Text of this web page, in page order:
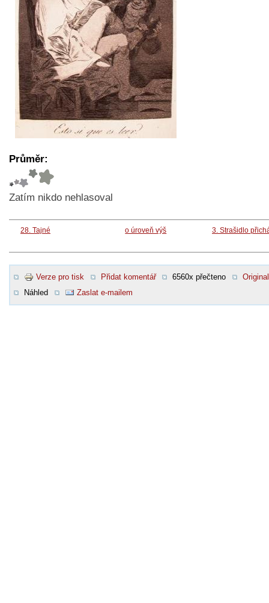
Průměr:
Zatím nikdo nehlasoval
28. Tajné o úroveň výš 3. Strašidlo
Verze pro tisk Přidat komentář 6560x přečteno
Original
Náhled
Zaslat e-mailem